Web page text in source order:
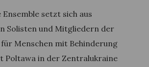
setzt sich aus
Solisten und Mitgliedern der
Menschen mit Behinderung
Poltawa in der Zentralukraine